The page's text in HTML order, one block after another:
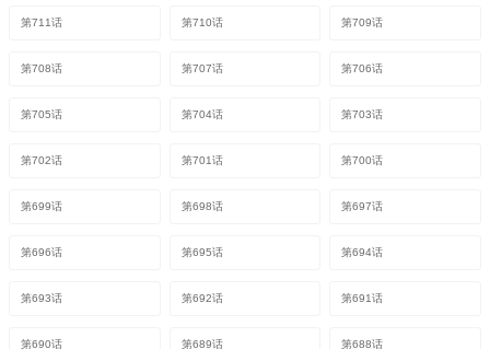
第711话 第710话 第709话
第708话 第707话 第706话
第705话 第704话 第703话
第702话 第701话 第700话
第699话 第698话 第697话
第696话 第695话 第694话
第693话 第692话 第691话
第690话 第689话 第688话